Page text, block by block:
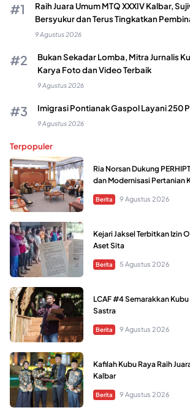
Raih Juara Umum MTQ XXXIV Kalbar,
Bersyukur dan Terus Tingkatkan
9 Agustus 2026
Bukan Sekadar Lomba, Mitra Jurnalis
Karya Foto dan Video Terbaik
9 Agustus 2026
Imigrasi Pontianak Gaspol Layani 250
9 Agustus 2026
Terpopuler
Ria Norsan Dukung
dan Modernisasi Pertanian
Berita 9 Agustus 2026
Kejari Jaksel Terbitkan Izin
Aset Sita
Berita 5 Agustus 2026
LCAF #4 Semarakkan
Sastra
Berita 9 Agustus 2026
Kafilah Kubu Raya Raih
Kalbar
Berita 9 Agustus 2026